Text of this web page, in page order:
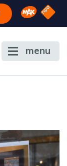
Omroep
NPO
menu